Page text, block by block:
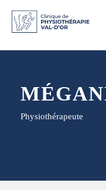
Physiothérapeute